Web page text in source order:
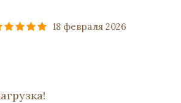
18 февраля 2026